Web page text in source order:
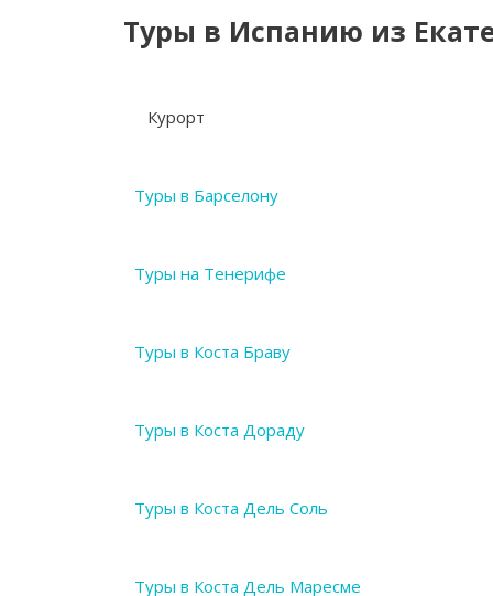
Туры в Испанию из
Курорт
Туры в Барселону
Туры на Тенерифе
Туры в Коста Браву
Туры в Коста Дораду
Туры в Коста Дель Соль
Туры в Коста Дель Маресме